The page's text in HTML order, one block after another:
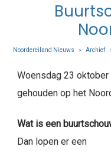
Noordereiland Nieuws > Archief
Woensdag 23
gehouden op het
Wat is een
Dan lopen er een